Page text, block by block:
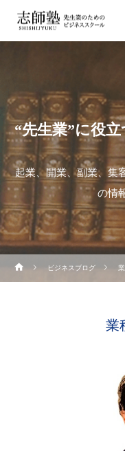
“先生業”に役
起業、開業、副業、集
の情
ビジネスブログ
業